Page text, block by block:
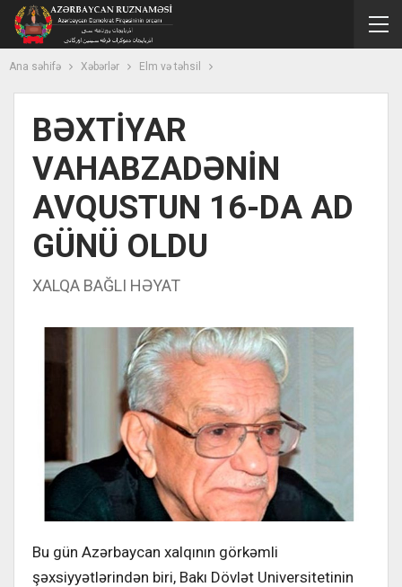
Ana səhifə Xəbərlər Elm və təhsil
BƏXTİYAR
VAHABZADƏNİN
AVQUSTUN 16-DA AD
GÜNÜ OLDU
XALQA BAĞLI HƏYAT
Bu gün Azərbaycan xalqının görkəmli
şəxsiyyətlərindən biri, Bakı Dövlət Universitetinin